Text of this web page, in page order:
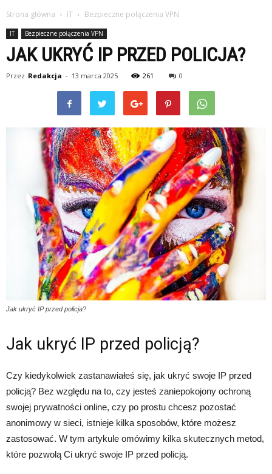
Strona główna IT Bezpieczne połączenia VPN
IT Bezpieczne połączenia VPN
JAK UKRYĆ IP PRZED POLICJA?
Przez Redakcja - 13 marca 2025 261 0
Jak ukryć IP przed policja?
Jak ukryć IP przed policją?
Czy kiedykolwiek zastanawiałeś się, jak ukryć swoje IP przed
policją? Bez względu na to, czy jesteś zaniepokojony ochroną
swojej prywatności online, czy po prostu chcesz pozostać
anonimowy w sieci, istnieje kilka sposobów, które możesz
zastosować. W tym artykule omówimy kilka skutecznych metod,
które pozwolą Ci ukryć swoje IP przed policją.